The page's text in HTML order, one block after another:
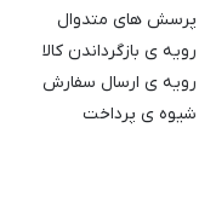
پرسش های متدوال
رویه ی بازگرداندن کالا
رویه ی ارسال سفارش
شیوه ی پرداخت